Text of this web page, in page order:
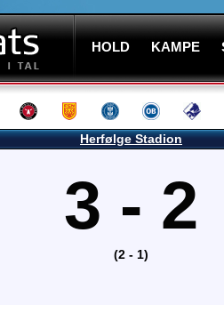
HOLD KAMPE
Herfølge Stadion
3 - 2
(2 - 1)